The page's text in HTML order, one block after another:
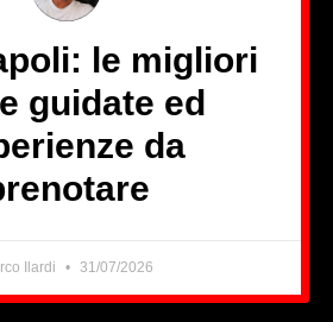
le migliori
guidate ed
da
Ilardi 31/07/2026